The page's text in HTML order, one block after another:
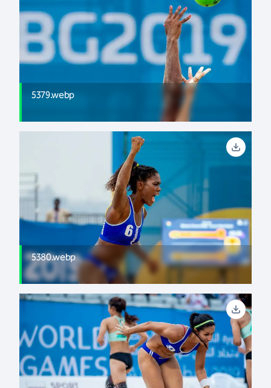
5379.webp
5380.webp